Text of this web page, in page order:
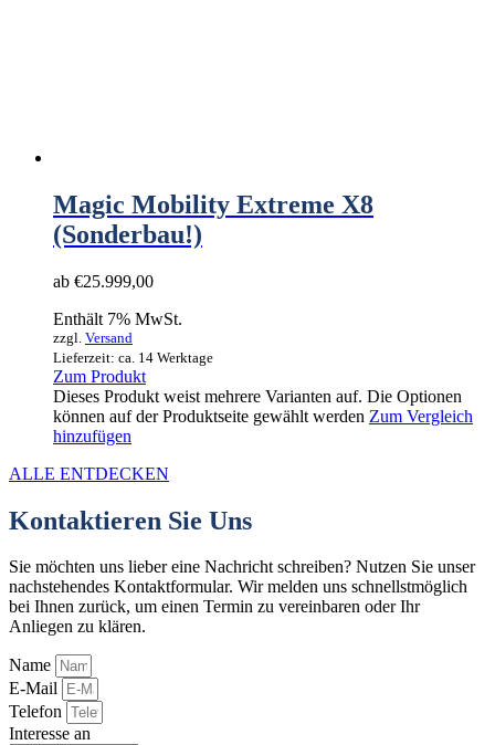
Magic Mobility Extreme X8
(Sonderbau!)
ab €25.999,00
Enthält 7% MwSt.
zzgl. Versand
Lieferzeit: ca. 14 Werktage
Zum Produkt
Dieses Produkt weist mehrere Varianten auf. Die Optionen
können auf der Produktseite gewählt werden Zum Vergleich
hinzufügen
ALLE ENTDECKEN
Kontaktieren Sie Uns
Sie möchten uns lieber eine Nachricht schreiben? Nutzen Sie unser
nachstehendes Kontaktformular. Wir melden uns schnellstmöglich
bei Ihnen zurück, um einen Termin zu vereinbaren oder Ihr
Anliegen zu klären.
Name
E-Mail
Telefon
Interesse an